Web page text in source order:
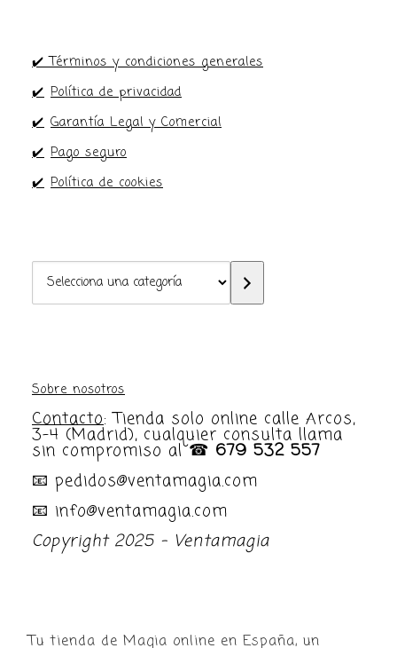
✔️ Términos y condiciones generales
✔️ Política de privacidad
✔️ Garantía Legal y Comercial
✔️ Pago seguro
✔️ Política de cookies
Selecciona
una
Sobre nosotros
Contacto: Tienda solo online calle Arcos,
3-4 (Madrid), cualquier consulta llama
sin compromiso al ☎ 679 532 557
📧 pedidos@ventamagia.com
📧 info@ventamagia.com
Copyright 2025 - Ventamagia
Tu tienda de Magia online en España, un